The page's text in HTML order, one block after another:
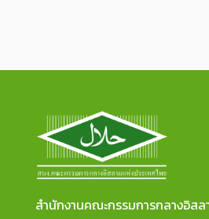
สำนักงานคณะกรรมการกลางอิสล